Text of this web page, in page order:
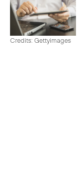
Credits: Gettyimages